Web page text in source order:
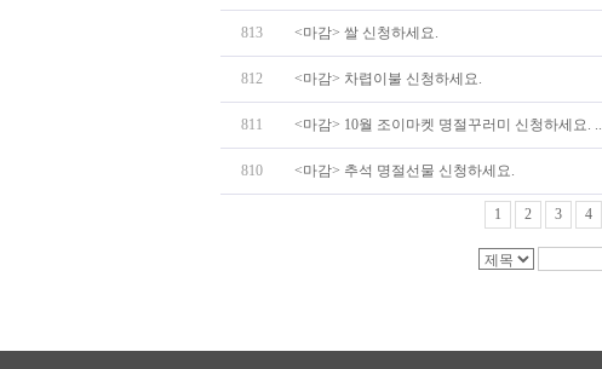
813 <마감> 쌀 신청하세요.
812 <마감> 차렵이불 신청하세요.
811 <마감> 10월 조이마켓 명절꾸러미 신청하세요. ..
810 <마감> 추석 명절선물 신청하세요.
1 2 3 4